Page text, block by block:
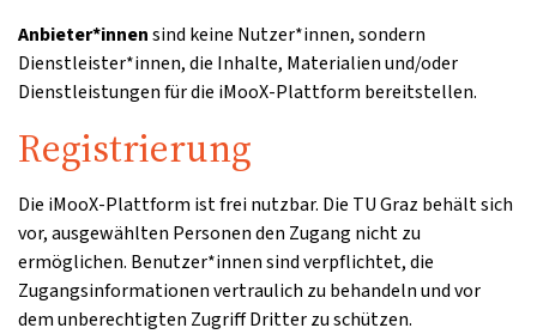
Anbieter*innensind keine Nutzer*innen, sondern
Dienstleister*innen, die Inhalte, Materialien und/oder
Dienstleistungen für die iMooX-Plattform bereitstellen.
Registrierung
Die iMooX-Plattform ist frei nutzbar. Die TU Graz behält sich
vor, ausgewählten Personen den Zugang nicht zu
ermöglichen. Benutzer*innen sind verpflichtet, die
Zugangsinformationen vertraulich zu behandeln und vor
dem unberechtigten Zugriff Dritter zu schützen.